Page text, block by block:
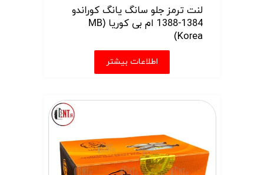
لنت ترمز جلو سانگ یانگ کوراندو
1384-1388 ام بی کوریا (MB
Korea)
اطلاعات بیشتر